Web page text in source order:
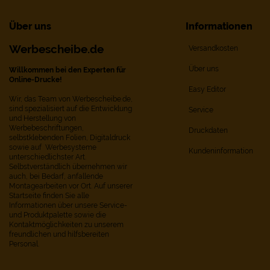
Über uns
Werbescheibe.de
Willkommen bei den Experten für
Online-Drucke!
Wir, das Team von Werbescheibe.de,
sind spezialisiert auf die Entwicklung
und Herstellung von
Werbebeschriftungen,
selbstklebenden Folien, Digitaldruck
sowie auf Werbesysteme
unterschiedlichster Art.
Selbstverständlich übernehmen wir
auch, bei Bedarf, anfallende
Montagearbeiten vor Ort. Auf unserer
Startseite finden Sie alle
Informationen über unsere Service-
und Produktpalette sowie die
Kontaktmöglichkeiten zu unserem
freundlichen und hilfsbereiten
Personal.
Informationen
Versandkosten
Über uns
Easy Editor
Service
Druckdaten
Kundeninformation